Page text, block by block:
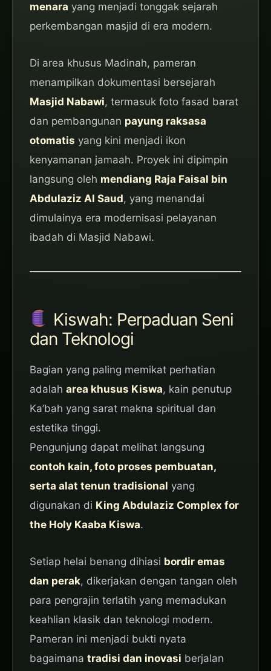
menara yang menjadi tonggak sejarah
perkembangan masjid di era modern.
Di area khusus Madinah, pameran
menampilkan dokumentasi bersejarah
Masjid Nabawi, termasuk foto fasad barat
dan pembangunan payung raksasa
otomatis yang kini menjadi ikon
kenyamanan jamaah. Proyek ini dipimpin
langsung oleh mendiang Raja Faisal bin
Abdulaziz Al Saud, yang menandai
dimulainya era modernisasi pelayanan
ibadah di Masjid Nabawi.
Kiswah: Perpaduan Seni
dan Teknologi
Bagian yang paling memikat perhatian
adalah area khusus Kiswa, kain penutup
Ka’bah yang sarat makna spiritual dan
estetika tinggi.
Pengunjung dapat melihat langsung
contoh kain, foto proses pembuatan,
serta alat tenun tradisional yang
digunakan di King Abdulaziz Complex for
the Holy Kaaba Kiswa.
Setiap helai benang dihiasi bordir emas
dan perak, dikerjakan dengan tangan oleh
para pengrajin terlatih yang memadukan
keahlian klasik dan teknologi modern.
Pameran ini menjadi bukti nyata
bagaimana tradisi dan inovasi berjalan